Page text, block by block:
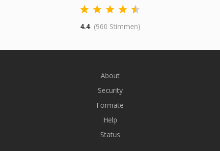
4.4 (960 Stimmen)
About
Security
Formate
Help
Status